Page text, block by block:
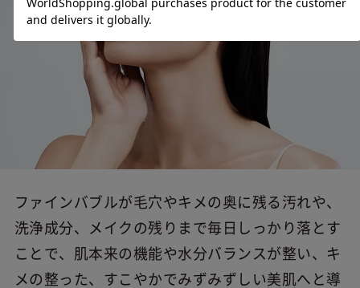
ファインバブルが毛穴やキメの奥に残る汚れや、
洗浄成分、メイクの残りまで毎日しっかり落とす
ことで、肌本来の機能や水分バランスが整い、キ
メの整った、すこやかでみずみずしい美肌へと導